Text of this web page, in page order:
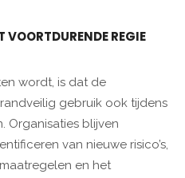
REGIE
wordt, is dat de
gebruik ook tijdens
Organisaties blijven
van nieuwe risico’s,
en het